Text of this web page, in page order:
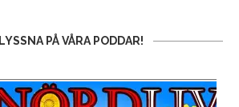
LYSSNA PÅ VÅRA PODDAR!